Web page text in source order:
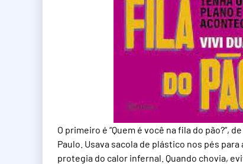
O primeiro é “Quem é você na fila do pão?”,
Paulo. Usava sacola de plástico nos pés
protegia do calor infernal. Quando chovia,